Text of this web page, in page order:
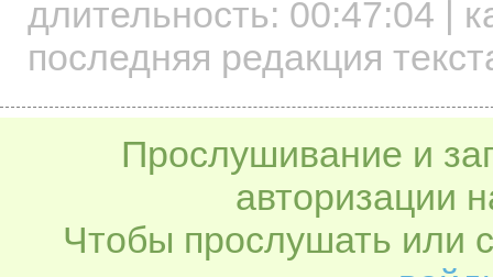
длительность: 00:47:04 |
последняя редакция
Прослушивание и
авторизации
Чтобы прослушать или